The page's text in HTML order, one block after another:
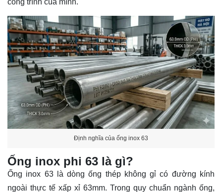
công trình của mình.
Định nghĩa của ống inox 63
Ống inox phi 63 là gì?
Ống inox 63 là dòng ống thép không gỉ có đường kính
ngoài thực tế xấp xỉ 63mm. Trong quy chuẩn ngành ống,